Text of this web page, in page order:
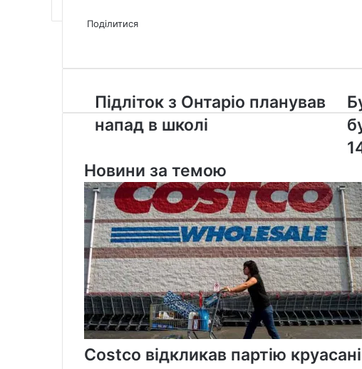
via
Поділитися
Email
Підліток
з
Онтаріо
в
школі
Підліток з Онтаріо планував
напад в школі
у
на
14%
у
Новини за темою
Costco відкликав партію